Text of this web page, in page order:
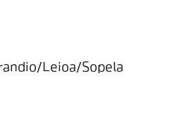
Leioa/Sopela